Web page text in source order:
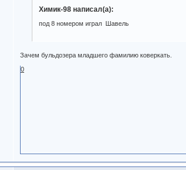
Химик-98 написал(а):
под 8 номером играл Шавель
Зачем бульдозера младшего фамилию коверкать.
0